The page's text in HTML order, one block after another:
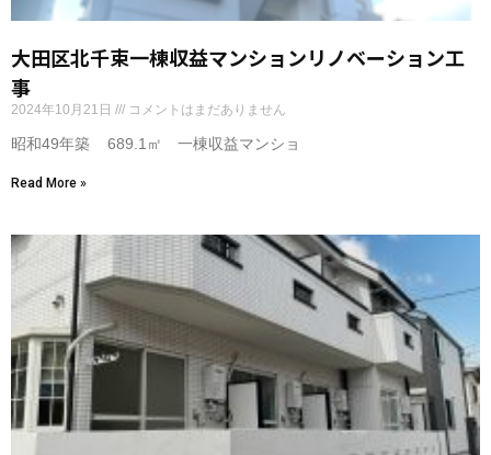
大田区北千束一棟収益マンションリノベーション工
事
2024年10月21日 コメントはまだありません
昭和49年築 689.1㎡ 一棟収益マンショ
Read More »